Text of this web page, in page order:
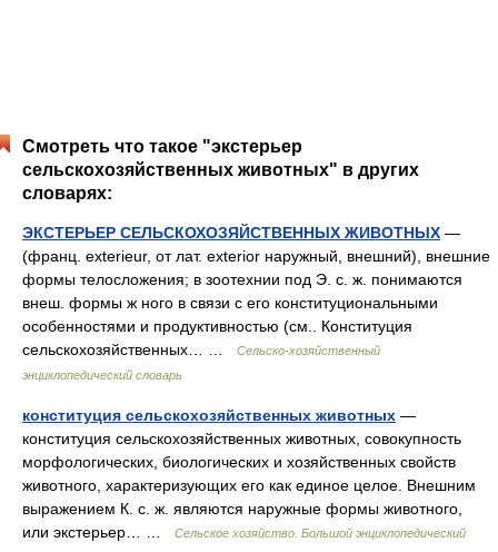
Смотреть что такое "экстерьер
сельскохозяйственных животных" в других
словарях:
ЭКСТЕРЬЕР СЕЛЬСКОХОЗЯЙСТВЕННЫХ ЖИВОТНЫХ —
(франц. exterieur, от лат. exterior наружный, внешний), внешние
формы телосложения; в зоотехнии под Э. с. ж. понимаются
внеш. формы ж ного в связи с его конституциональными
особенностями и продуктивностью (см.. Конституция
сельскохозяйственных… …
Сельско-хозяйственный
энциклопедический словарь
конституция сельскохозяйственных животных —
конституция сельскохозяйственных животных, совокупность
морфологических, биологических и хозяйственных свойств
животного, характеризующих его как единое целое. Внешним
выражением К. с. ж. являются наружные формы животного,
или экстерьер… …
Сельское хозяйство. Большой энциклопедический